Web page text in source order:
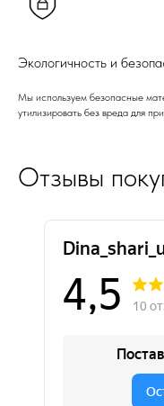
Экологичность и
Мы используем безопасные
утилизировать без вреда для
Отзывы